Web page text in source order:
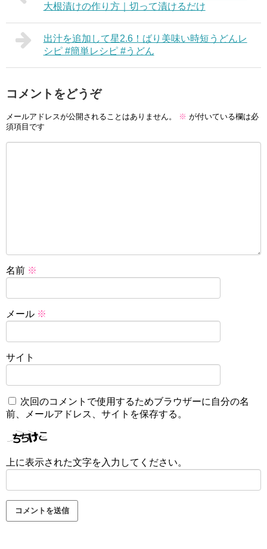
大根漬けの作り方｜切って漬けるだけ
出汁を追加して星2.6！ばり美味い時短うどんレ
シピ #簡単レシピ #うどん
コメントをどうぞ
メールアドレスが公開されることはありません。 ※ が付いている欄は必
須項目です
名前 ※
メール ※
サイト
次回のコメントで使用するためブラウザーに自分の名
前、メールアドレス、サイトを保存する。
上に表示された文字を入力してください。